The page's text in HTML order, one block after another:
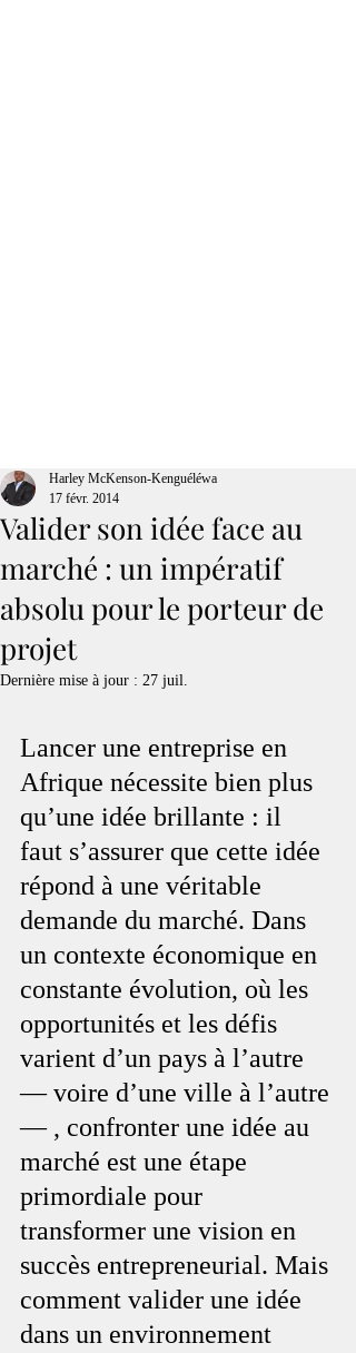
Valider son idée face au
marché : un impératif
absolu pour le porteur de
projet
Harley McKenson-Kenguéléwa
17 févr. 2014
Dernière mise à jour : 27 juil.
Lancer une entreprise en
Afrique nécessite bien plus
qu’une idée brillante : il
faut s’assurer que cette idée
répond à une véritable
demande du marché. Dans
un contexte économique en
constante évolution, où les
opportunités et les défis
varient d’un pays à l’autre
— voire d’une ville à l’autre
— , confronter une idée au
marché est une étape
primordiale pour
transformer une vision en
succès entrepreneurial. Mais
comment valider une idée
dans un environnement